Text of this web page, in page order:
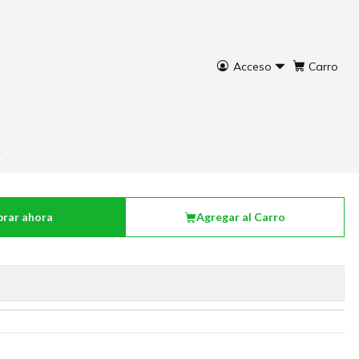
Acceso Carro
Agregar al Carro
ahora